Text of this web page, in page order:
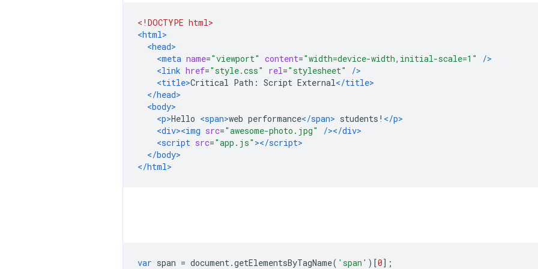
<!DOCTYPE html>
<html>
<head>
<meta name="viewport" content="width=device-width,initial-scale=1"
/>
<link href="style.css" rel="stylesheet"
/>
<title>Critical Path: Script External</title>
</head>
<body>
<p>Hello <span>web performance</span> students! </p>
<div><img src="awesome-photo.jpg"
/></div>
<script src="app.js" ></script>
</body>
</html>
var span = document.getElementsByTagName( 'span' )[0];